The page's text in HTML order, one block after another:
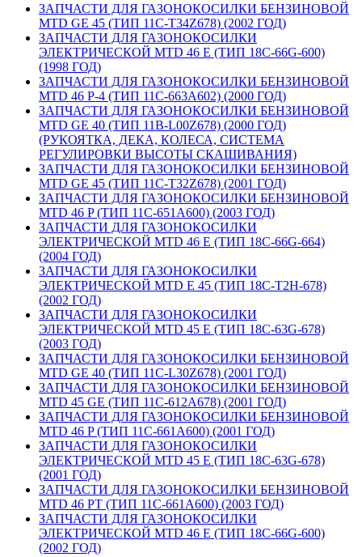
ЗАПЧАСТИ ДЛЯ ГАЗОНОКОСИЛКИ БЕНЗИНОВОЙ
MTD GE 45 (ТИП 11C-T34Z678) (2002 ГОД)
ЗАПЧАСТИ ДЛЯ ГАЗОНОКОСИЛКИ
ЭЛЕКТРИЧЕСКОЙ MTD 46 E (ТИП 18C-66G-600)
(1998 ГОД)
ЗАПЧАСТИ ДЛЯ ГАЗОНОКОСИЛКИ БЕНЗИНОВОЙ
MTD 46 P-4 (ТИП 11C-663A602) (2000 ГОД)
ЗАПЧАСТИ ДЛЯ ГАЗОНОКОСИЛКИ БЕНЗИНОВОЙ
MTD GE 40 (ТИП 11B-L00Z678) (2000 ГОД)
(РУКОЯТКА, ДЕКА, КОЛЕСА, СИСТЕМА
РЕГУЛИРОВКИ ВЫСОТЫ СКАШИВАНИЯ)
ЗАПЧАСТИ ДЛЯ ГАЗОНОКОСИЛКИ БЕНЗИНОВОЙ
MTD GE 45 (ТИП 11C-T32Z678) (2001 ГОД)
ЗАПЧАСТИ ДЛЯ ГАЗОНОКОСИЛКИ БЕНЗИНОВОЙ
MTD 46 P (ТИП 11C-651A600) (2003 ГОД)
ЗАПЧАСТИ ДЛЯ ГАЗОНОКОСИЛКИ
ЭЛЕКТРИЧЕСКОЙ MTD 46 E (ТИП 18C-66G-664)
(2004 ГОД)
ЗАПЧАСТИ ДЛЯ ГАЗОНОКОСИЛКИ
ЭЛЕКТРИЧЕСКОЙ MTD E 45 (ТИП 18C-T2H-678)
(2002 ГОД)
ЗАПЧАСТИ ДЛЯ ГАЗОНОКОСИЛКИ
ЭЛЕКТРИЧЕСКОЙ MTD 45 E (ТИП 18C-63G-678)
(2003 ГОД)
ЗАПЧАСТИ ДЛЯ ГАЗОНОКОСИЛКИ БЕНЗИНОВОЙ
MTD GE 40 (ТИП 11C-L30Z678) (2001 ГОД)
ЗАПЧАСТИ ДЛЯ ГАЗОНОКОСИЛКИ БЕНЗИНОВОЙ
MTD 45 GE (ТИП 11C-612A678) (2001 ГОД)
ЗАПЧАСТИ ДЛЯ ГАЗОНОКОСИЛКИ БЕНЗИНОВОЙ
MTD 46 P (ТИП 11C-661A600) (2001 ГОД)
ЗАПЧАСТИ ДЛЯ ГАЗОНОКОСИЛКИ
ЭЛЕКТРИЧЕСКОЙ MTD 45 E (ТИП 18C-63G-678)
(2001 ГОД)
ЗАПЧАСТИ ДЛЯ ГАЗОНОКОСИЛКИ БЕНЗИНОВОЙ
MTD 46 PT (ТИП 11C-661A600) (2003 ГОД)
ЗАПЧАСТИ ДЛЯ ГАЗОНОКОСИЛКИ
ЭЛЕКТРИЧЕСКОЙ MTD 46 E (ТИП 18C-66G-600)
(2002 ГОД)